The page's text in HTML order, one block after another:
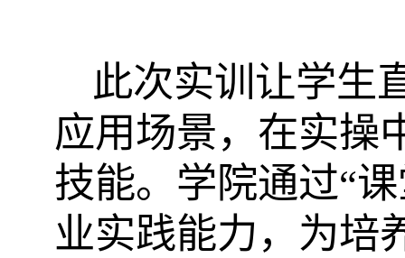
此次实训让学生
应用场景，在实操
技能。学院通过“
业实践能力，为培